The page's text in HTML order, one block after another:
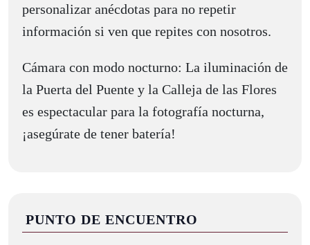
personalizar anécdotas para no repetir
información si ven que repites con nosotros.
Cámara con modo nocturno: La iluminación de
la Puerta del Puente y la Calleja de las Flores
es espectacular para la fotografía nocturna,
¡asegúrate de tener batería!
PUNTO DE ENCUENTRO